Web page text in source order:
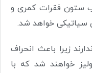
ستون فقرات کمری و
سیاتیکی خواهد شد.
زیرا باعث انحراف
خواهند شد که با